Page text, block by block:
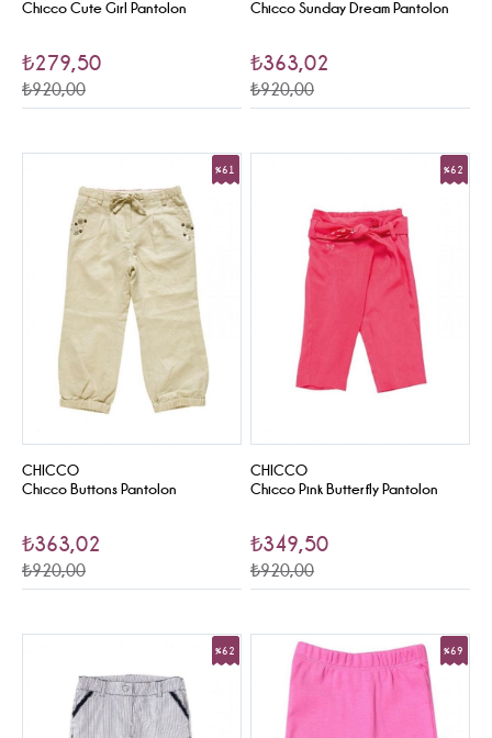
Chicco Cute Girl Pantolon
₺279,50
₺920,00
Chicco Sunday Dream Pantolon
₺363,02
₺920,00
CHICCO
Chicco Buttons Pantolon
₺363,02
₺920,00
%61
CHICCO
Chicco Pink Butterfly Pantolon
₺349,50
₺920,00
%62
%62 %69